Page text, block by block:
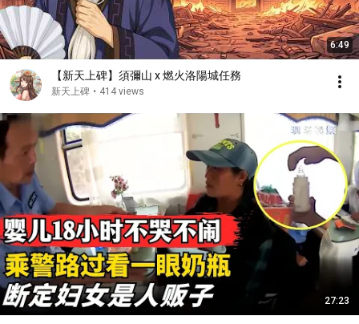
6:49
【新天上碑】須彌山 x 燃火洛陽城任務
新天上碑 • 414 views
27:23